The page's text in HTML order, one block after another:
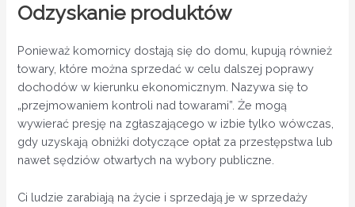
Odzyskanie produktów
Ponieważ komornicy dostają się do domu, kupują również
towary, które można sprzedać w celu dalszej poprawy
dochodów w kierunku ekonomicznym. Nazywa się to
„przejmowaniem kontroli nad towarami”. Że mogą
wywierać presję na zgłaszającego w izbie tylko wówczas,
gdy uzyskają obniżki dotyczące opłat za przestępstwa lub
nawet sędziów otwartych na wybory publiczne.
Ci ludzie zarabiają na życie i sprzedają je w sprzedaży